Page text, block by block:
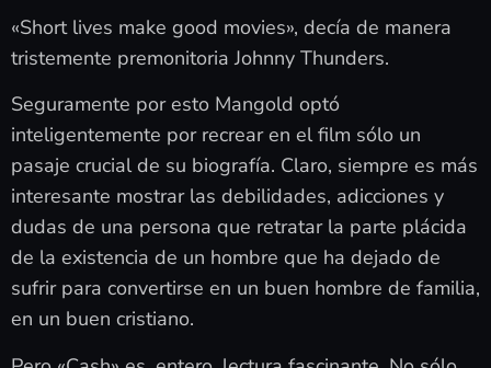
«Short lives make good movies», decía de manera
tristemente premonitoria Johnny Thunders.
Seguramente por esto Mangold optó
inteligentemente por recrear en el film sólo un
pasaje crucial de su biografía. Claro, siempre es más
interesante mostrar las debilidades, adicciones y
dudas de una persona que retratar la parte plácida
de la existencia de un hombre que ha dejado de
sufrir para convertirse en un buen hombre de familia,
en un buen cristiano.